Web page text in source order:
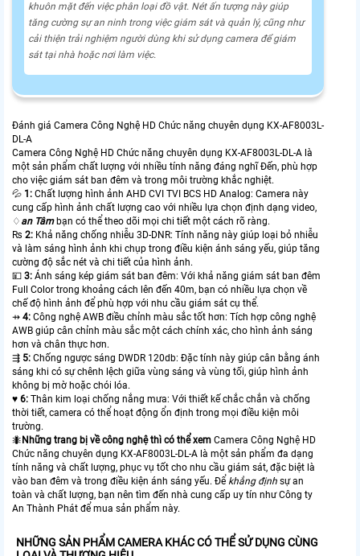
khuôn mặt đến việc phân loại đồ vật. Nét ấn tượng này giúp
tăng cường sự an ninh trong việc giám sát và quản lý, cũng như
cải thiện trải nghiệm người dùng khi sử dụng camera để giám
sát tại nhà hoặc nơi làm việc.
Đánh giá Camera Công Nghệ HD Chức năng chuyên dụng KX-AF8003L-
DL-A
Camera Công Nghệ HD Chức năng chuyên dụng KX-AF8003L-DL-A là
một sản phẩm chất lượng với nhiều tính năng đáng nghĩ Đến, phù hợp
cho việc giám sát ban đêm và trong môi trường khắc nghiệt.
💦 1: Chất lượng hình ảnh AHD CVI TVI BCS HD Analog: Camera này
cung cấp hình ảnh chất lượng cao với nhiều lựa chọn định dạng video,
♢ an Tâm bạn có thể theo dõi mọi chi tiết một cách rõ ràng.
₨ 2: Khả năng chống nhiễu 3D-DNR: Tính năng này giúp loại bỏ nhiễu
và làm sáng hình ảnh khi chụp trong điều kiện ánh sáng yếu, giúp tăng
cường độ sắc nét và chi tiết của hình ảnh.
💴 3: Ánh sáng kép giám sát ban đêm: Với khả năng giám sát ban đêm
Full Color trong khoảng cách lên đến 40m, bạn có nhiều lựa chọn về
chế độ hình ảnh để phù hợp với nhu cầu giám sát cụ thể.
⇸ 4: Công nghệ AWB điều chỉnh màu sắc tốt hơn: Tích hợp công nghệ
AWB giúp cân chỉnh màu sắc một cách chính xác, cho hình ảnh sáng
hơn và chân thực hơn.
⇶ 5: Chống ngược sáng DWDR 120db: Đặc tính này giúp cân bằng ánh
sáng khi có sự chênh lệch giữa vùng sáng và vùng tối, giúp hình ảnh
không bị mờ hoặc chói lóa.
♥️ 6: Thân kim loại chống nắng mưa: Với thiết kế chắc chắn và chống
thời tiết, camera có thể hoạt động ổn định trong mọi điều kiện môi
trường.
🐜 Những trang bị về công nghệ thì có thể xem Camera Công Nghệ HD
Chức năng chuyên dụng KX-AF8003L-DL-A là một sản phẩm đa dạng
tính năng và chất lượng, phục vụ tốt cho nhu cầu giám sát, đặc biệt là
vào ban đêm và trong điều kiện ánh sáng yếu. Để khẳng định sự an
toàn và chất lượng, bạn nên tìm đến nhà cung cấp uy tín như Công ty
An Thành Phát để mua sản phẩm này.
NHỮNG SẢN PHẨM CAMERA KHÁC CÓ THỂ SỬ DỤNG CÙNG